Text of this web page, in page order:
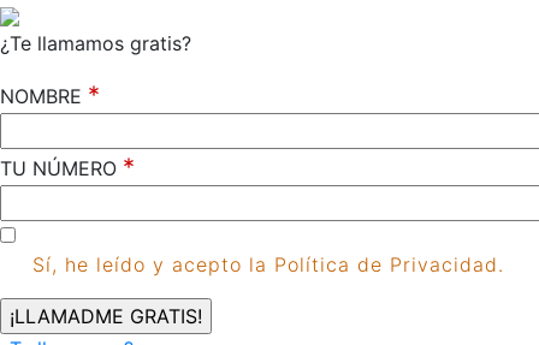
¿Te llamamos gratis?
NOMBRE *
TU NÚMERO *
Sí, he leído y acepto la Política de Privacidad.